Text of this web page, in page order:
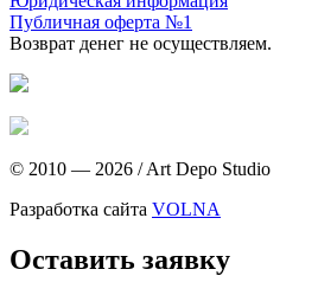
Публичная оферта №1
Возврат денег не осуществляем.
© 2010 — 2026 /Art Depo Studio
Разработка сайта VOLNA
Оставить заявку